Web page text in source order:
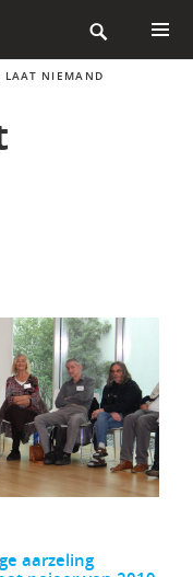

LAAT NIEMAND
aarzeling